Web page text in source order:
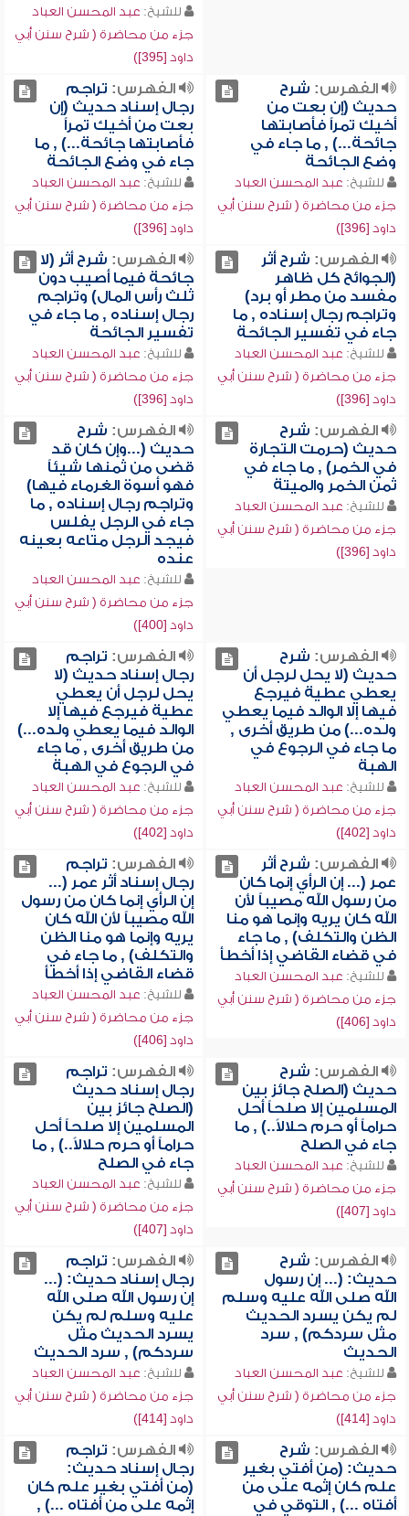
للشيخ: عبد المحسن العباد
جزء من محاضرة ( شرح سنن أبي
داود [395])
الفهرس: شرح
حديث (إن بعت من
أخيك تمراً فأصابتها
جائحة...) , ما جاء في
وضع الجائحة
للشيخ: عبد المحسن العباد
جزء من محاضرة ( شرح سنن أبي
داود [396])
الفهرس: تراجم
رجال إسناد حديث (إن
بعت من أخيك تمراً
فأصابتها جائحة...) , ما
جاء في وضع الجائحة
للشيخ: عبد المحسن العباد
جزء من محاضرة ( شرح سنن أبي
داود [396])
الفهرس: شرح أثر
(الجوائح كل ظاهر
مفسد من مطر أو برد)
وتراجم رجال إسناده , ما
جاء في تفسير الجائحة
للشيخ: عبد المحسن العباد
جزء من محاضرة ( شرح سنن أبي
داود [396])
الفهرس: شرح أثر (لا
جائحة فيما أصيب دون
ثلث رأس المال) وتراجم
رجال إسناده , ما جاء في
تفسير الجائحة
للشيخ: عبد المحسن العباد
جزء من محاضرة ( شرح سنن أبي
داود [396])
الفهرس: شرح
حديث (حرمت التجارة
في الخمر) , ما جاء في
ثمن الخمر والميتة
للشيخ: عبد المحسن العباد
جزء من محاضرة ( شرح سنن أبي
داود [396])
الفهرس: شرح
حديث (...وإن كان قد
قضى من ثمنها شيئاً
فهو أسوة الغرماء فيها)
وتراجم رجال إسناده , ما
جاء في الرجل يفلس
فيجد الرجل متاعه بعينه
عنده
للشيخ: عبد المحسن العباد
جزء من محاضرة ( شرح سنن أبي
داود [400])
الفهرس: شرح
حديث (لا يحل لرجل أن
يعطي عطية فيرجع
فيها إلا الوالد فيما يعطي
ولده...) من طريق أخرى ,
ما جاء في الرجوع في
الهبة
للشيخ: عبد المحسن العباد
جزء من محاضرة ( شرح سنن أبي
داود [402])
الفهرس: تراجم
رجال إسناد حديث (لا
يحل لرجل أن يعطي
عطية فيرجع فيها إلا
الوالد فيما يعطي ولده...)
من طريق أخرى , ما جاء
في الرجوع في الهبة
للشيخ: عبد المحسن العباد
جزء من محاضرة ( شرح سنن أبي
داود [402])
الفهرس: شرح أثر
عمر (... إن الرأي إنما كان
من رسول الله مصيباً لأن
الله كان يريه وإنما هو منا
الظن والتكلف) , ما جاء
في قضاء القاضي إذا أخطأ
للشيخ: عبد المحسن العباد
جزء من محاضرة ( شرح سنن أبي
داود [406])
الفهرس: تراجم
رجال إسناد أثر عمر (...
إن الرأي إنما كان من رسول
الله مصيباً لأن الله كان
يريه وإنما هو منا الظن
والتكلف) , ما جاء في
قضاء القاضي إذا أخطأ
للشيخ: عبد المحسن العباد
جزء من محاضرة ( شرح سنن أبي
داود [406])
الفهرس: شرح
حديث (الصلح جائز بين
المسلمين إلا صلحاً أحل
حراماً أو حرم حلالاً..) , ما
جاء في الصلح
للشيخ: عبد المحسن العباد
جزء من محاضرة ( شرح سنن أبي
داود [407])
الفهرس: تراجم
رجال إسناد حديث
(الصلح جائز بين
المسلمين إلا صلحاً أحل
حراماً أو حرم حلالاً..) , ما
جاء في الصلح
للشيخ: عبد المحسن العباد
جزء من محاضرة ( شرح سنن أبي
داود [407])
الفهرس: شرح
حديث: (... إن رسول
الله صلى الله عليه وسلم
لم يكن يسرد الحديث
مثل سردكم) , سرد
الحديث
للشيخ: عبد المحسن العباد
جزء من محاضرة ( شرح سنن أبي
داود [414])
الفهرس: تراجم
رجال إسناد حديث: (...
إن رسول الله صلى الله
عليه وسلم لم يكن
يسرد الحديث مثل
سردكم) , سرد الحديث
للشيخ: عبد المحسن العباد
جزء من محاضرة ( شرح سنن أبي
داود [414])
الفهرس: شرح
حديث: (من أفتي بغير
علم كان إثمه على من
أفتاه ...) , التوقي في
الفهرس: تراجم
رجال إسناد حديث:
(من أفتي بغير علم كان
إثمه على من أفتاه ...) ,